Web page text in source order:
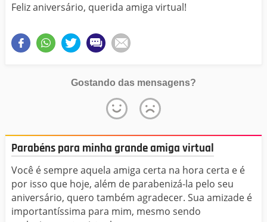
Feliz aniversário, querida amiga virtual!
Gostando das mensagens?
Parabéns para minha grande amiga virtual
Você é sempre aquela amiga certa na hora certa e é
por isso que hoje, além de parabenizá-la pelo seu
aniversário, quero também agradecer. Sua amizade é
importantíssima para mim, mesmo sendo